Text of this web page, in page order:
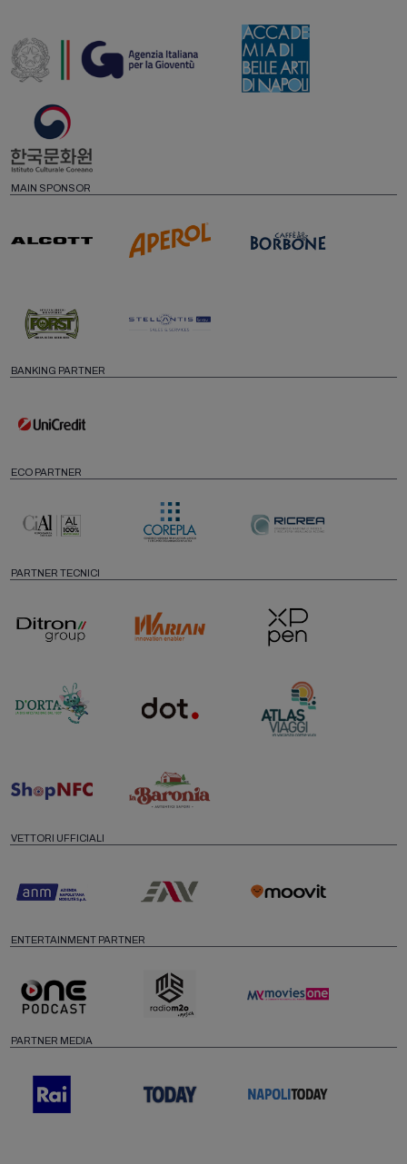
MAIN SPONSOR
BANKING PARTNER
ECO PARTNER
PARTNER TECNICI
VETTORI UFFICIALI
ENTERTAINMENT PARTNER
PARTNER MEDIA